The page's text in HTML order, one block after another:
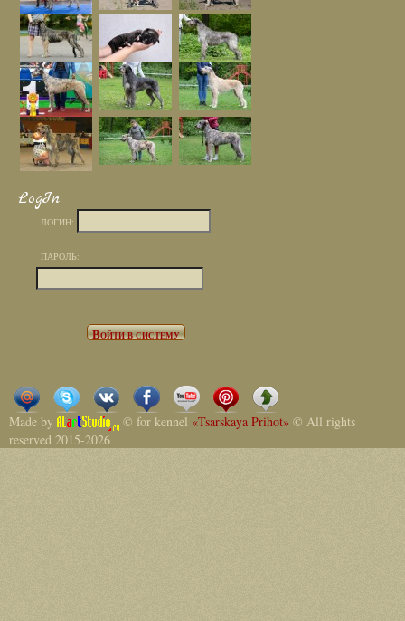
LogIn
ЛОГИН:
ПАРОЛЬ:
Made by © for kennel «Tsarskaya Prihot» © All rights
reserved 2015-2026